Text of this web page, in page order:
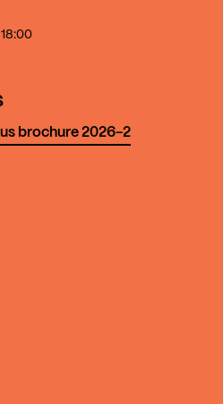
brochure 2026-2